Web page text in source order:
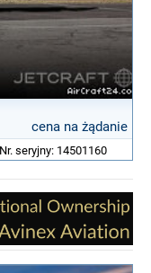
cena na żądanie
seryjny: 14501160